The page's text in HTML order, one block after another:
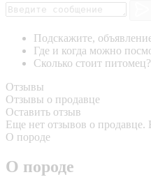
Подскажите,
Где и когда можно
Сколько стоит питомец?
Отзывы
Отзывы о продавце
Оставить отзыв
Еще нет отзывов о
О породе
О породе